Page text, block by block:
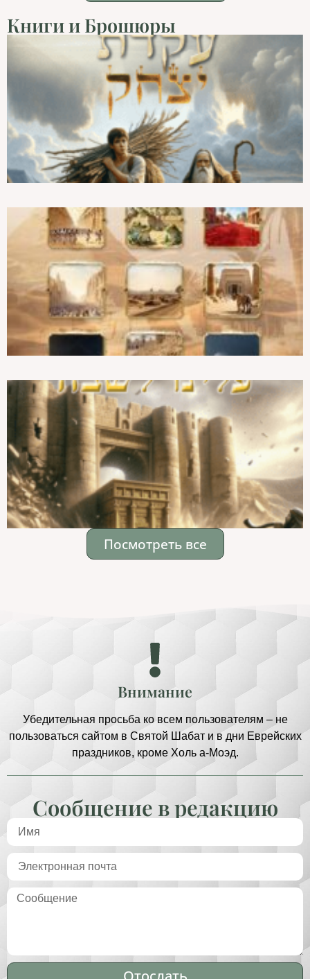
Книги и Брошюры
Посмотреть все
Внимание
Убедительная просьба ко всем пользователям – не
пользоваться сайтом в Святой Шабат и в дни Еврейских
праздников, кроме Холь а-Моэд.
Сообщение в редакцию